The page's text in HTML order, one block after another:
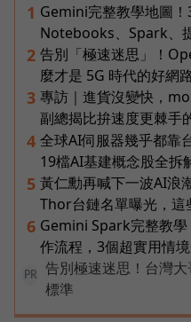
1 Gemini完整教學地圖！
Notebooks、Spark、
2 告別「極速迷思」！
麼才是 5G 時代的好網
3 專訪｜進貨沒變快，
副總揭比拚速度更棘手
4 全球AI伺服器幾乎都靠
19檔AI基建概念股全拆
5 黃仁勳再喊下一波AI浪
Thor台鏈名單曝光，這
6 Gemini Spark完整教
作流程，3個超實用情
PR
告別極速迷思！台灣
標準